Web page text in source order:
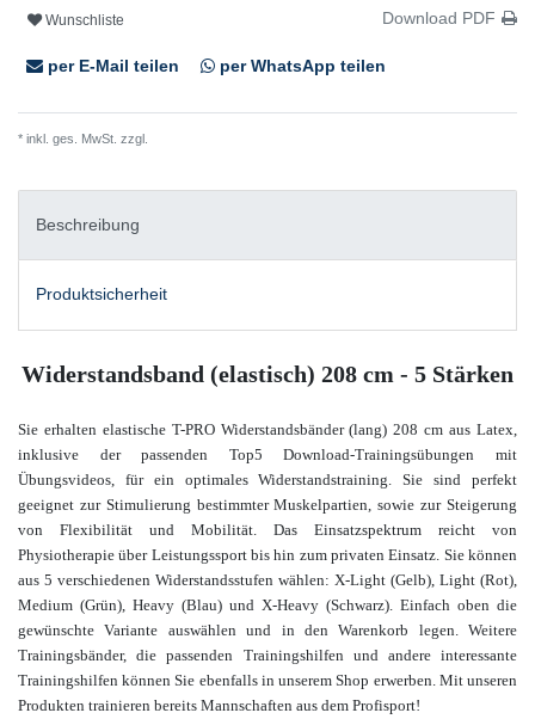
Wunschliste Download PDF
per E-Mail teilen per WhatsApp teilen
* inkl. ges. MwSt. zzgl.
Beschreibung
Produktsicherheit
Widerstandsband (elastisch) 208 cm - 5 Stärken
Sie erhalten elastische T-PRO Widerstandsbänder (lang) 208 cm aus Latex
inklusive der passenden Top5 Download-Trainingsübungen mit
Übungsvideos,
für ein optimales Widerstandstraining. Sie sind perfekt
geeignet zur Stimulierung bestimmter Muskelpartien, sowie zur Steigerung
von Flexibilität und Mobilität. Das Einsatzspektrum reicht von
Physiotherapie über Leistungssport bis hin zum privaten Einsatz. Sie können
aus 5 verschiedenen Widerstandsstufen wählen: X-Light (Gelb), Light (Rot),
Medium (Grün), Heavy (Blau) und X-Heavy (Schwarz). Einfach oben die
gewünschte Variante auswählen und in den Warenkorb legen. Weitere
Trainingsbänder, die passenden Trainingshilfen und andere interessante
Trainingshilfen können Sie ebenfalls in unserem Shop erwerben. Mit unseren
Produkten trainieren bereits Mannschaften aus dem Profisport!